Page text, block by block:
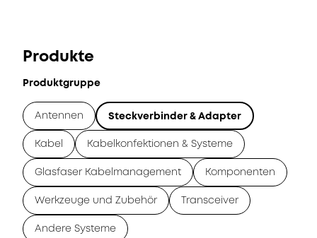
Produkte
Produktgruppe
Antennen Steckverbinder & Adapter
Kabel Kabelkonfektionen & Systeme
Glasfaser Kabelmanagement Komponenten
Werkzeuge und Zubehör Transceiver
Andere Systeme